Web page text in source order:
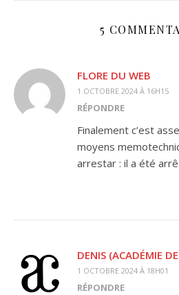
5
FLORE DU WEB
1 OCTOBRE 2024 À 16H15
RÉPONDRE
Finalement c’est
moyens
arrestar : il a été
DENIS (ACADÉMIE
1 OCTOBRE 2024 À 18H01
RÉPONDRE